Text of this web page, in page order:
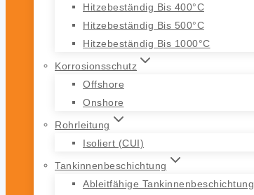
Hitzebeständig Bis 400°C
Hitzebeständig Bis 500°C
Hitzebeständig Bis 1000°C
Korrosionsschutz
Offshore
Onshore
Rohrleitung
Isoliert (CUI)
Tankinnenbeschichtung
Ableitfähige Tankinnenbeschichtung